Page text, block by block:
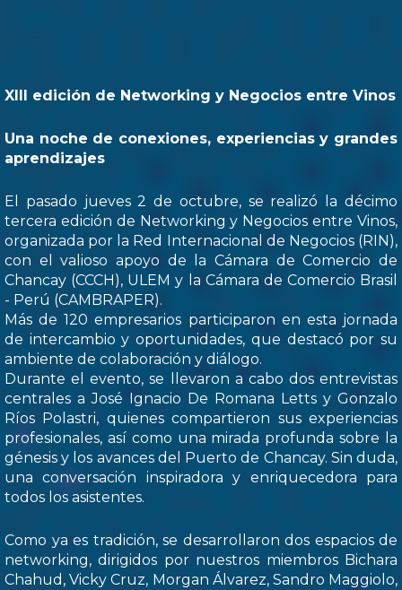
XIII edición de Networking y Negocios entre Vinos
Una noche de conexiones, experiencias y grandes
aprendizajes
El pasado jueves 2 de octubre, se realizó la décimo
tercera edición de Networking y Negocios entre Vinos,
organizada por la Red Internacional de Negocios (RIN),
con el valioso apoyo de la Cámara de Comercio de
Chancay (CCCH), ULEM y la Cámara de Comercio Brasil
- Perú (CAMBRAPER).
Más de 120 empresarios participaron en esta jornada
de intercambio y oportunidades, que destacó por su
ambiente de colaboración y diálogo.
Durante el evento, se llevaron a cabo dos entrevistas
centrales a José Ignacio De Romana Letts y Gonzalo
Ríos Polastri, quienes compartieron sus experiencias
profesionales, así como una mirada profunda sobre la
génesis y los avances del Puerto de Chancay. Sin duda,
una conversación inspiradora y enriquecedora para
todos los asistentes.
Como ya es tradición, se desarrollaron dos espacios de
networking, dirigidos por nuestros miembros Bichara
Chahud, Vicky Cruz, Morgan Álvarez, Sandro Maggiolo,